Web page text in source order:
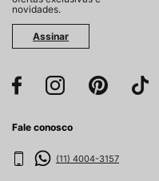
novidades.
Assinar
Fale conosco
(11) 4004-3157